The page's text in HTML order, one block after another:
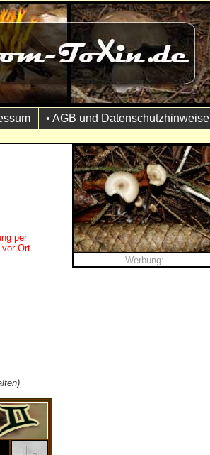
• AGB und Datenschutzhinweise
per
Ort.
Werbung: